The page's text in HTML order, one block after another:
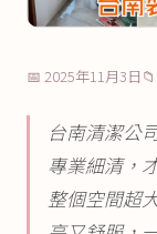
📅 2025年11月3日
台南清潔公
專業細清，
整個空間超